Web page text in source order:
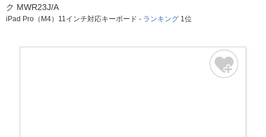
ク MWR23J/A
iPad Pro（M4）11インチ対応キーボード - ランキング 1位